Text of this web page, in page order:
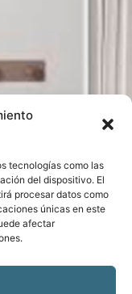
tecnologías como las
del dispositivo. El
procesar datos como
únicas en este
afectar